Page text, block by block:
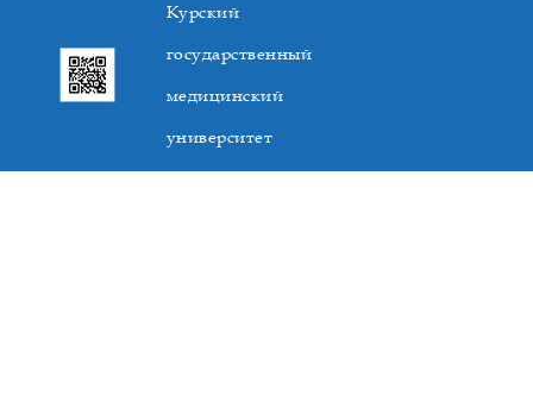
Курский
государственный
медицинский
университет